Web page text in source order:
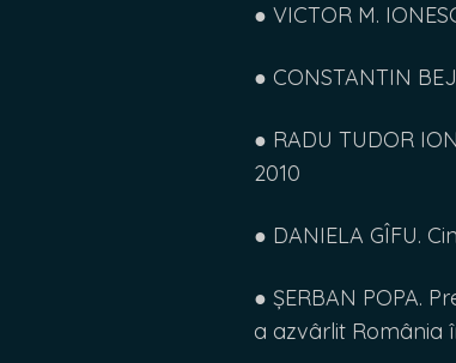
● VICTOR M.
● CONSTANTIN
● RADU TUDOR
2010
● DANIELA GÎFU.
● ȘERBAN POPA.
a azvârlit România